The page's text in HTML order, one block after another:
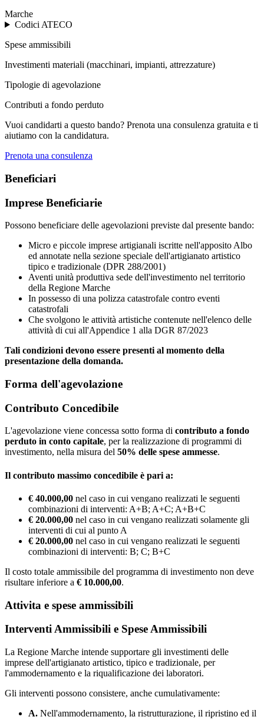
Marche
Codici ATECO
Spese ammissibili
Investimenti materiali (macchinari, impianti, attrezzature)
Tipologie di agevolazione
Contributi a fondo perduto
Vuoi candidarti a questo bando? Prenota una consulenza gratuita e ti
aiutiamo con la candidatura.
Prenota una consulenza
Beneficiari
Imprese Beneficiarie
Possono beneficiare delle agevolazioni previste dal presente bando:
Micro e piccole imprese artigianali iscritte nell'apposito Albo
ed annotate nella sezione speciale dell'artigianato artistico
tipico e tradizionale (DPR 288/2001)
Aventi unità produttiva sede dell'investimento nel territorio
della Regione Marche
In possesso di una polizza catastrofale contro eventi
catastrofali
Che svolgono le attività artistiche contenute nell'elenco delle
attività di cui all'Appendice 1 alla DGR 87/2023
Tali condizioni devono essere presenti al momento della
presentazione della domanda.
Forma dell'agevolazione
Contributo Concedibile
L'agevolazione viene concessa sotto forma di contributo a fondo
perduto in conto capitale, per la realizzazione di programmi di
investimento, nella misura del 50% delle spese ammesse.
Il contributo massimo concedibile è pari a:
€ 40.000,00 nel caso in cui vengano realizzati le seguenti
combinazioni di interventi: A+B; A+C; A+B+C
€ 20.000,00 nel caso in cui vengano realizzati solamente gli
interventi di cui al punto A
€ 20.000,00 nel caso in cui vengano realizzati le seguenti
combinazioni di interventi: B; C; B+C
Il costo totale ammissibile del programma di investimento non deve
risultare inferiore a € 10.000,00.
Attivita e spese ammissibili
Interventi Ammissibili e Spese Ammissibili
La Regione Marche intende supportare gli investimenti delle
imprese dell'artigianato artistico, tipico e tradizionale, per
l'ammodernamento e la riqualificazione dei laboratori.
Gli interventi possono consistere, anche cumulativamente:
A. Nell'ammodernamento, la ristrutturazione, il ripristino ed il